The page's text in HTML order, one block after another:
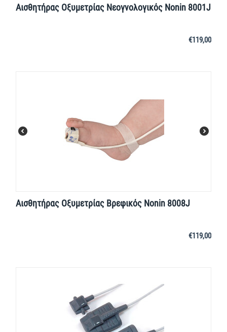
Αισθητήρας Οξυμετρίας Νεογνολογικός Nonin 8001J
€119,00
Αισθητήρας Οξυμετρίας Βρεφικός Nonin 8008J
€119,00